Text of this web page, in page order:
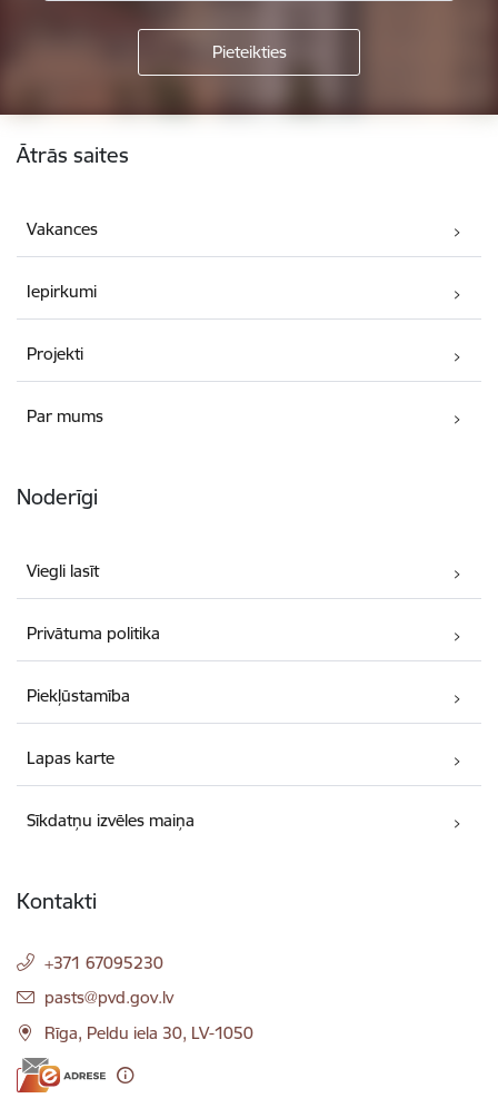
Ātrās saites
Vakances
Iepirkumi
Projekti
Par mums
Noderīgi
Viegli lasīt
Privātuma politika
Piekļūstamība
Lapas karte
Sīkdatņu izvēles maiņa
Kontakti
+371 67095230
E-pasts:
pasts@pvd.gov.lv
Rīga, Peldu iela 30, LV-1050